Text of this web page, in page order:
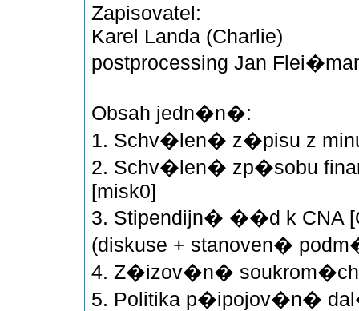
Zapisovatel:
Karel Landa (Charlie)
postprocessing Jan
Obsah jedn�n�:
1. Schv�len� z�pisu z
2. Schv�len� zp�sobu
[misk0]
3. Stipendijn� ��d k CNA
(diskuse + stanoven�
4. Z�izov�n�
5. Politika p�ipojov�n�